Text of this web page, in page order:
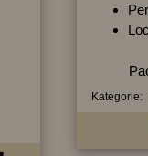
Kategorie: